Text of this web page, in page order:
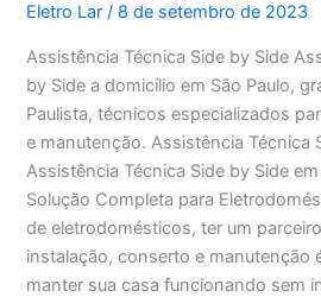
Eletro Lar/ 8 de setembro de 2023
Assistência Técnica Side by Side
by Side a domicílio em São Paulo,
Paulista, técnicos especializados
e manutenção. Assistência Técnica
Assistência Técnica Side by Side em
Solução Completa para
de eletrodomésticos, ter um
instalação, conserto e manutenção
manter sua casa funcionando sem